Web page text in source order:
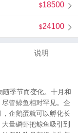
18500
24100
说明
随季节而变化。十月和
管鲸鱼相对罕见。企
企鹅蛋就可以孵化长
量磷虾把鲸鱼吸引到